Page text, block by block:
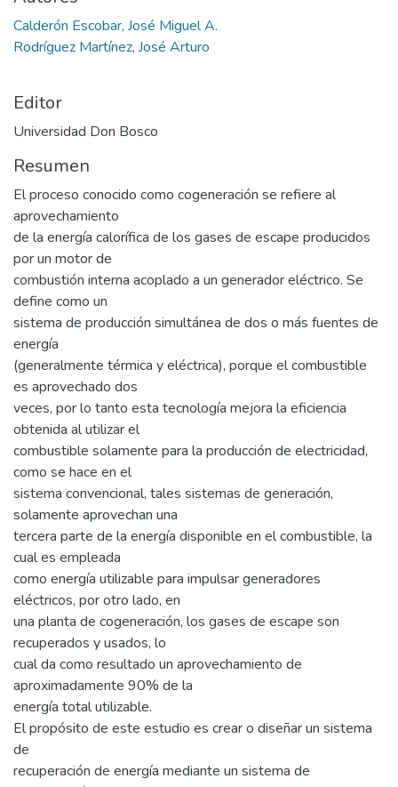
Calderón Escobar, José Miguel A.
Rodríguez Martínez, José Arturo
Editor
Universidad Don Bosco
Resumen
El proceso conocido como cogeneración se refiere al
aprovechamiento
de la energía calorífica de los gases de escape producidos
por un motor de
combustión interna acoplado a un generador eléctrico. Se
define como un
sistema de producción simultánea de dos o más fuentes de
energía
(generalmente térmica y eléctrica), porque el combustible
es aprovechado dos
veces, por lo tanto esta tecnología mejora la eficiencia
obtenida al utilizar el
combustible solamente para la producción de electricidad,
como se hace en el
sistema convencional, tales sistemas de generación,
solamente aprovechan una
tercera parte de la energía disponible en el combustible, la
cual es empleada
como energía utilizable para impulsar generadores
eléctricos, por otro lado, en
una planta de cogeneración, los gases de escape son
recuperados y usados, lo
cual da como resultado un aprovechamiento de
aproximadamente 90% de la
energía total utilizable.
El propósito de este estudio es crear o diseñar un sistema
de
recuperación de energía mediante un sistema de